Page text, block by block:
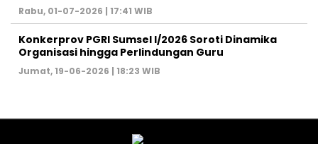
Rabu, 01-07-2026 | 17:41 WIB
Konkerprov PGRI Sumsel I/2026 Soroti Dinamika
Organisasi hingga Perlindungan Guru ‎
Jumat, 19-06-2026 | 18:23 WIB